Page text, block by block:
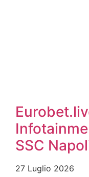
SSC
27 Luglio 2026